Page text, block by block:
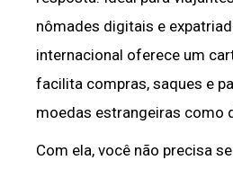
nômades digitais e
internacional oferece um
facilita compras, saques e
moedas estrangeiras como
Com ela, você não precisa